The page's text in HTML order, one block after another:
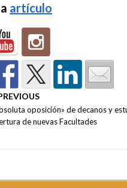
artículo
oposición» de decanos y
de nuevas Facultades